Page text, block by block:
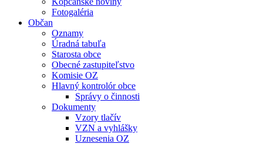
Fotogaléria
Občan
Oznamy
Úradná tabuľa
Starosta obce
Obecné zastupiteľstvo
Komisie OZ
Hlavný kontrolór obce
Správy o činnosti
Dokumenty
Vzory tlačív
VZN a vyhlášky
Uznesenia OZ